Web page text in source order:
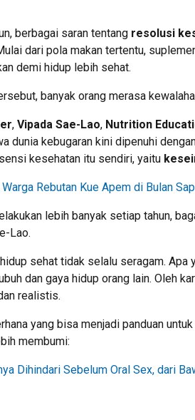
berbagai saran tentang resolusi
dari pola makan tertentu,
demi hidup lebih sehat.
banyak orang merasa
, Vipada Sae-Lao, Nutrition
dunia kebugaran kini dipenuhi
kesehatan itu sendiri, yaitu
Rebutan Kue Apem di Bulan
lebih banyak setiap tahun,
Lao.
sehat tidak selalu seragam.
dan gaya hidup orang lain. Oleh
realistis.
yang bisa menjadi panduan
membumi:
Dihindari Sebelum Oral Sex, dari